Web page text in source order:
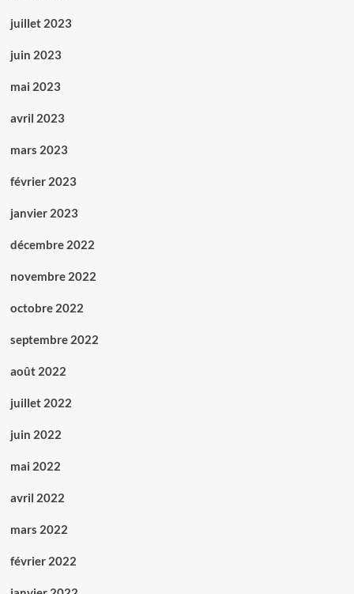
juillet 2023
juin 2023
mai 2023
avril 2023
mars 2023
février 2023
janvier 2023
décembre 2022
novembre 2022
octobre 2022
septembre 2022
août 2022
juillet 2022
juin 2022
mai 2022
avril 2022
mars 2022
février 2022